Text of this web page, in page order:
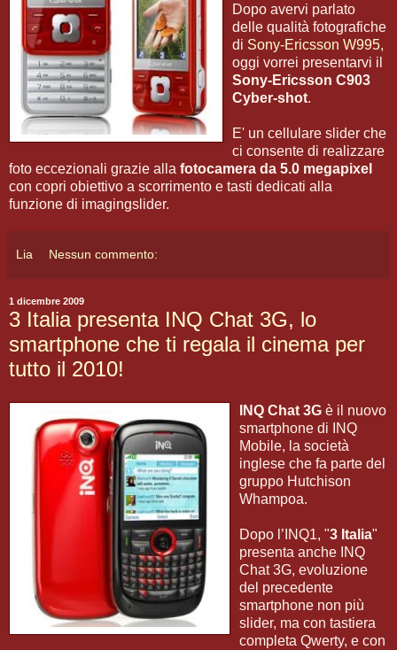
Dopo avervi parlato
delle qualità fotografiche
di Sony-Ericsson W995,
oggi vorrei presentarvi il
Sony-Ericsson C903
Cyber-shot.
E' un cellulare slider che
ci consente di realizzare
foto eccezionali grazie alla fotocamera da 5.0 megapixel
con copri obiettivo a scorrimento e tasti dedicati alla
funzione di imagingslider.
Lia Nessun commento:
1 dicembre 2009
3 Italia presenta INQ Chat 3G, lo
smartphone che ti regala il cinema per
tutto il 2010!
INQ Chat 3G è il nuovo
smartphone di INQ
Mobile, la società
inglese che fa parte del
gruppo Hutchison
Whampoa.
Dopo l’INQ1, "3 Italia"
presenta anche INQ
Chat 3G, evoluzione
del precedente
smartphone non più
slider, ma con tastiera
completa Qwerty, e con